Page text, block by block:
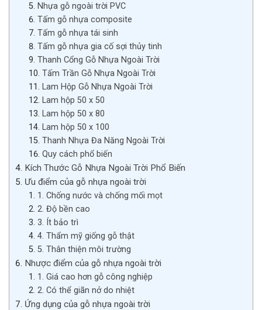
Nhựa gỗ ngoài trời PVC
Tấm gỗ nhựa composite
Tấm gỗ nhựa tái sinh
Tấm gỗ nhựa gia cố sợi thủy tinh
Thanh Cổng Gỗ Nhựa Ngoài Trời
Tấm Trần Gỗ Nhựa Ngoài Trời
Lam Hộp Gỗ Nhựa Ngoài Trời
Lam hộp 50 x 50
Lam hộp 50 x 80
Lam hộp 50 x 100
Thanh Nhựa Đa Năng Ngoài Trời
Quy cách phổ biến
Kích Thước Gỗ Nhựa Ngoài Trời Phổ Biến
Ưu điểm của gỗ nhựa ngoài trời
1. Chống nước và chống mối mọt
2. Độ bền cao
3. Ít bảo trì
4. Thẩm mỹ giống gỗ thật
5. Thân thiện môi trường
Nhược điểm của gỗ nhựa ngoài trời
1. Giá cao hơn gỗ công nghiệp
2. Có thể giãn nở do nhiệt
Ứng dụng của gỗ nhựa ngoài trời